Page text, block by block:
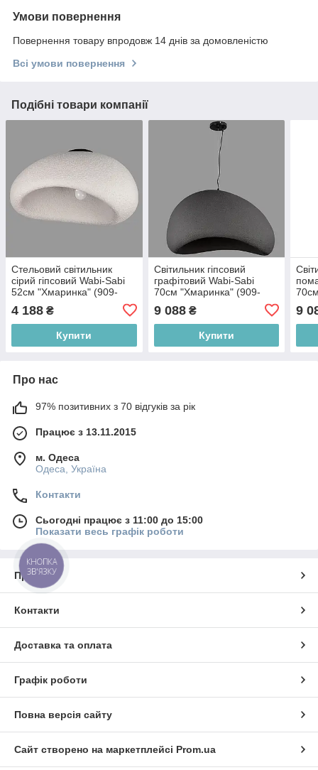
Умови повернення
Повернення товару впродовж 14 днів за домовленістю
Всі умови повернення
Подібні товари компанії
Стельовий світильник
сірий гіпсовий Wabi-Sabi
52см "Хмаринка" (909-
4 188 ₴
Купити
Світильник гіпсовий
графітовий Wabi-Sabi
70см "Хмаринка" (909-
9 088₴
Купити
9
Про нас
97% позитивних з 70 відгуків за рік
Працює з 13.11.2015
м. Одеса
Одеса, Україна
Контакти
Сьогодні працює з 11:00 до 15:00
Показати весь графік роботи
Про нас
Контакти
Доставка та оплата
Графік роботи
Повна версія сайту
Сайт створено на маркетплейсі Prom.ua
КНОПКА
ЗВ'ЯЗКУ